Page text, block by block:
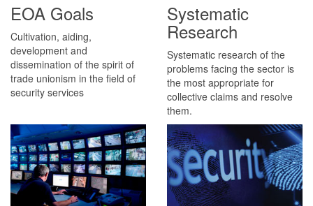
EOA Goals
Cultivation, aiding,
development and
dissemination of the spirit of
trade unionism in the field of
security services
Systematic
Research
Systematic research of the
problems facing the sector is
the most appropriate for
collective claims and resolve
them.